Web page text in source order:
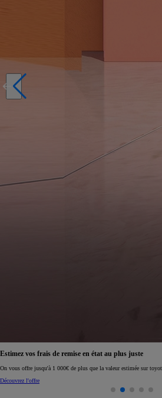
Réservez en ligne votre occasion pour 1€ seulement
Réservez en ligne